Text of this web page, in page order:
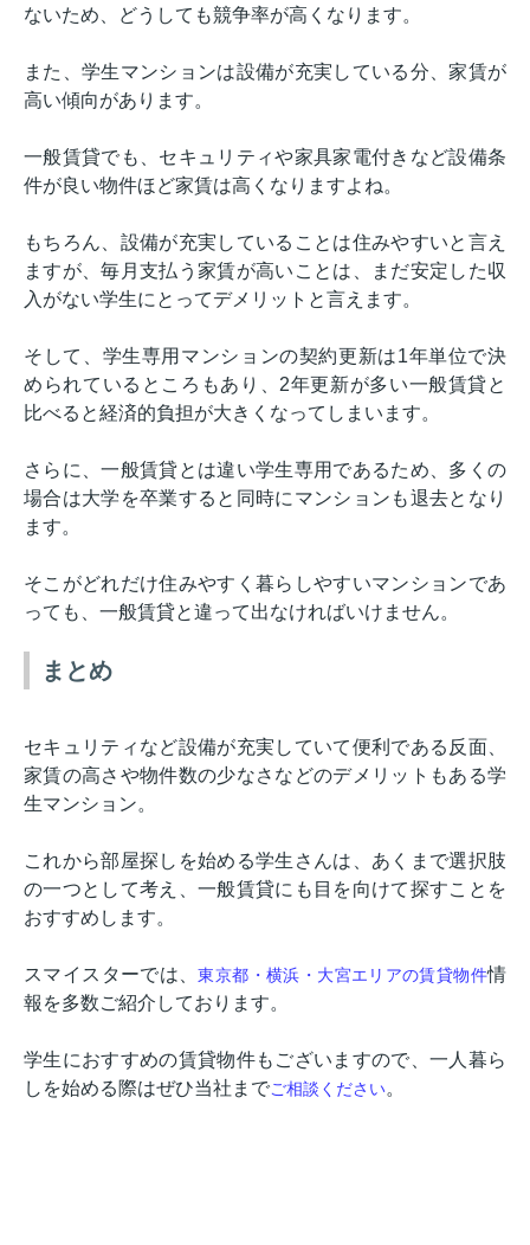
ないため、どうしても競争率が高くなります。
また、学生マンションは設備が充実している分、家賃が
高い傾向があります。
一般賃貸でも、セキュリティや家具家電付きなど設備条
件が良い物件ほど家賃は高くなりますよね。
もちろん、設備が充実していることは住みやすいと言え
ますが、毎月支払う家賃が高いことは、まだ安定した収
入がない学生にとってデメリットと言えます。
そして、学生専用マンションの契約更新は1年単位で決
められているところもあり、2年更新が多い一般賃貸と
比べると経済的負担が大きくなってしまいます。
さらに、一般賃貸とは違い学生専用であるため、多くの
場合は大学を卒業すると同時にマンションも退去となり
ます。
そこがどれだけ住みやすく暮らしやすいマンションであ
っても、一般賃貸と違って出なければいけません。
まとめ
セキュリティなど設備が充実していて便利である反面、
家賃の高さや物件数の少なさなどのデメリットもある学
生マンション。
これから部屋探しを始める学生さんは、あくまで選択肢
の一つとして考え、一般賃貸にも目を向けて探すことを
おすすめします。
スマイスターでは、東京都・横浜・大宮エリアの賃貸物件情
報を多数ご紹介しております。
学生におすすめの賃貸物件もございますので、一人暮ら
しを始める際はぜひ当社までご相談ください。